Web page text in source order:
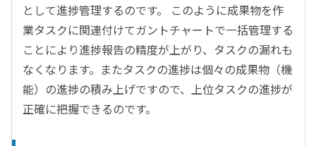
として進捗管理するのです。 このように成果物を作
業タスクに関連付けてガントチャートで一括管理する
ことにより進捗報告の精度が上がり、タスクの漏れも
なくなります。 またタスクの進捗は個々の成果物（機
能）の進捗の積み上げですので、上位タスクの進捗が
正確に把握できるのです。